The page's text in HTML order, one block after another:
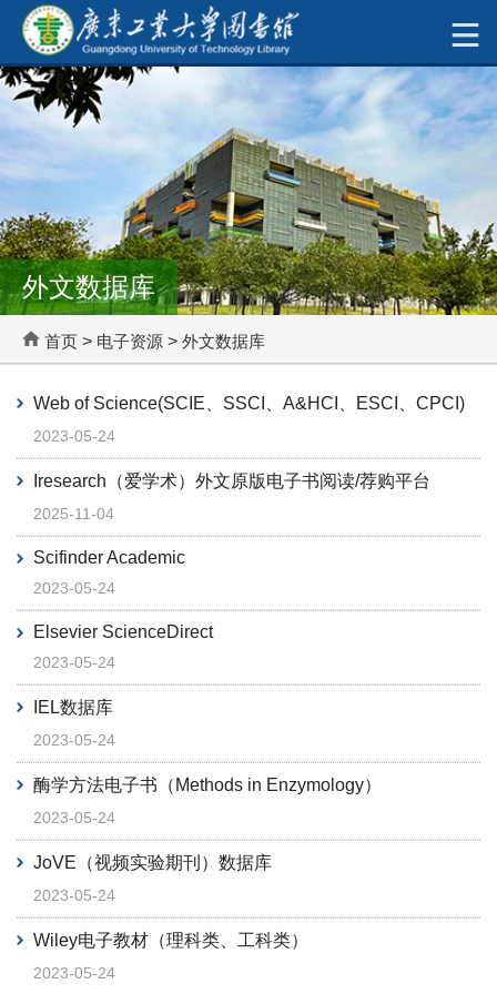
外文数据库
首页 > 电子资源 > 外文数据库
Web of Science(SCIE、SSCI、A&HCI、ESCI、CPCI)
2023-05-24
Iresearch（爱学术）外文原版电子书阅读/荐购平台
2025-11-04
Scifinder Academic
2023-05-24
Elsevier ScienceDirect
2023-05-24
IEL数据库
2023-05-24
酶学方法电子书（Methods in Enzymology）
2023-05-24
JoVE（视频实验期刊）数据库
2023-05-24
Wiley电子教材（理科类、工科类）
2023-05-24